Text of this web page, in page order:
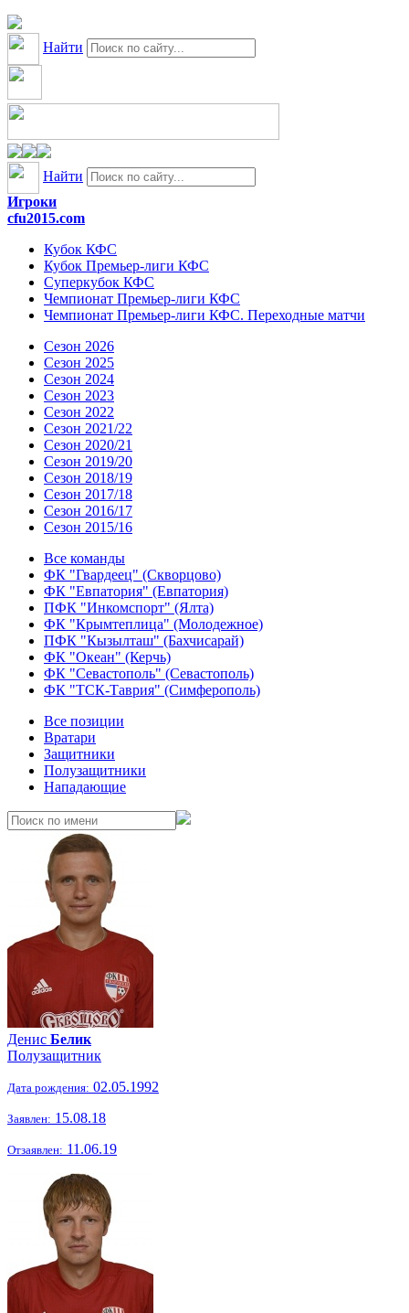
Найти
Найти
Игроки
cfu2015.com
Кубок КФС
Кубок Премьер-лиги КФС
Суперкубок КФС
Чемпионат Премьер-лиги КФС
Чемпионат Премьер-лиги КФС. Переходные матчи
Сезон 2026
Сезон 2025
Сезон 2024
Сезон 2023
Сезон 2022
Сезон 2021/22
Сезон 2020/21
Сезон 2019/20
Сезон 2018/19
Сезон 2017/18
Сезон 2016/17
Сезон 2015/16
Все команды
ФК "Гвардеец" (Скворцово)
ФК "Евпатория" (Евпатория)
ПФК "Инкомспорт" (Ялта)
ФК "Крымтеплица" (Молодежное)
ПФК "Кызылташ" (Бахчисарай)
ФК "Океан" (Керчь)
ФК "Севастополь" (Севастополь)
ФК "ТСК-Таврия" (Симферополь)
Все позиции
Вратари
Защитники
Полузащитники
Нападающие
Денис Белик
Полузащитник
Дата рождения: 02.05.1992
Заявлен: 15.08.18
Отзаявлен: 11.06.19